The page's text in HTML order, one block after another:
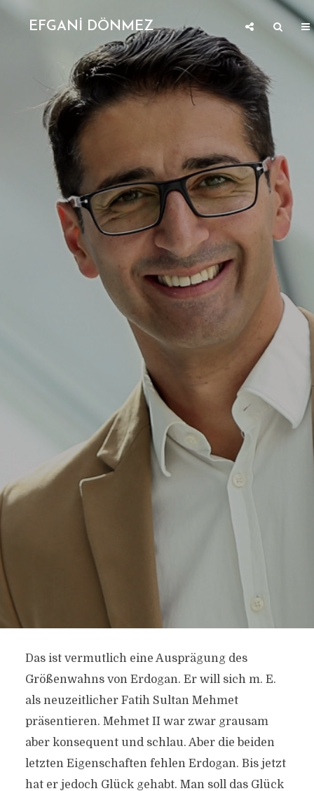
EFGANİ DÖNMEZ
Das ist vermutlich eine Ausprägung des
Größenwahns von Erdogan. Er will sich m. E.
als neuzeitlicher Fatih Sultan Mehmet
präsentieren. Mehmet II war zwar grausam
aber konsequent und schlau. Aber die beiden
letzten Eigenschaften fehlen Erdogan. Bis jetzt
hat er jedoch Glück gehabt. Man soll das Glück